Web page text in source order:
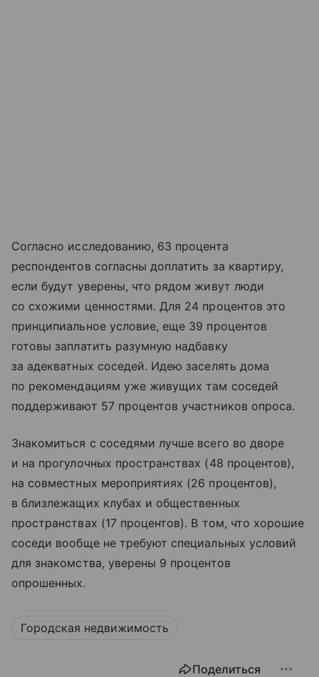
Согласно исследованию, 63 процента
респондентов согласны доплатить за квартиру,
если будут уверены, что рядом живут люди
со схожими ценностями. Для 24 процентов это
принципиальное условие, еще 39 процентов
готовы заплатить разумную надбавку
за адекватных соседей. Идею заселять дома
по рекомендациям уже живущих там соседей
поддерживают 57 процентов участников опроса.
Знакомиться с соседями лучше всего во дворе
и на прогулочных пространствах (48 процентов),
на совместных мероприятиях (26 процентов),
в близлежащих клубах и общественных
пространствах (17 процентов). В том, что хорошие
соседи вообще не требуют специальных условий
для знакомства, уверены 9 процентов
опрошенных.
Городская недвижимость
Поделиться